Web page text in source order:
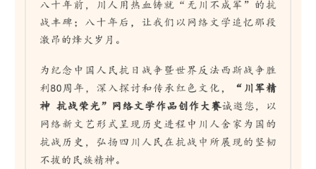
入会须知 会员管理 文学奖项 报刊联盟
四川文学 星星诗刊
公告公示
公告公示 讣告 征稿启事 新会员发展名单
人事考试